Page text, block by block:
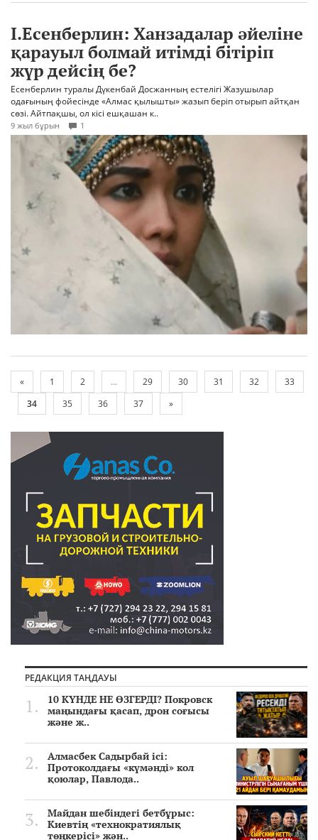
І.Есенберлин: Ханзадалар әйеліне
қарауыл болмай итімді бітіріп
жүр дейсің бе?
Есенберлин туралы Дүкенбай Досжанның естелігі Жазушылар
одағының фойесінде «Алмас қылышты» жазып беріп отырып айтқан
сөзі. Айтпақшы, ол кісі ешқашан к..
9 жыл бұрын 1
« 1 2 ... 29 30 31 32
33
34
35 36 37 »
РЕДАКЦИЯ ТАҢДАУЫ
10 КҮНДЕ НЕ ӨЗГЕРДІ? Покровск
маңындағы қасап, дрон соғысы
және ж..
Алмасбек Садырбай ісі:
Протоколдағы «күмәнді» кол
қоюлар, Павлода..
Майдан шебіндегі бетбұрыс:
Киевтің «технократиялық
төңкерісі» жән..